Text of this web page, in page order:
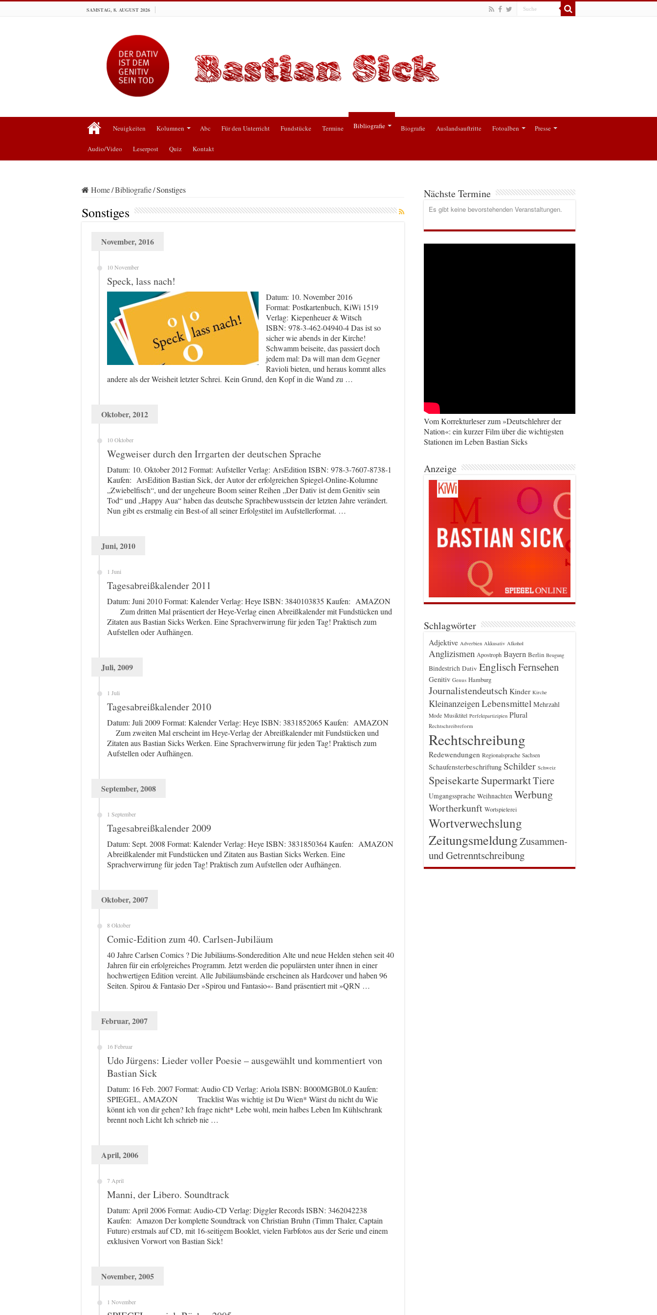
SAMSTAG, 8. AUGUST 2026
Neuigkeiten Kolumnen Abc Für den Unterricht Fundstücke Termine Bibliografie Biografie Auslandsauftritte Fotoalben Presse
Audio/Video Leserpost Quiz Kontakt
Home/Bibliografie/Sonstiges
Sonstiges
November, 2016
10 November
Speck, lass nach!
Datum: 10. November 2016
Format: Postkartenbuch, KiWi 1519
Verlag: Kiepenheuer & Witsch
ISBN: 978-3-462-04940-4 Das ist so
sicher wie abends in der Kirche!
Schwamm beiseite, das passiert doch
jedem mal: Da will man dem Gegner
Ravioli bieten, und heraus kommt alles
andere als der Weisheit letzter Schrei. Kein Grund, den Kopf in die Wand zu …
Oktober, 2012
10 Oktober
Wegweiser durch den Irrgarten der deutschen Sprache
Datum: 10. Oktober 2012 Format: Aufsteller Verlag: ArsEdition ISBN: 978-3-7607-8738-1
Kaufen: ArsEdition Bastian Sick, der Autor der erfolgreichen Spiegel-Online-Kolumne
„Zwiebelfisch“, und der ungeheure Boom seiner Reihen „Der Dativ ist dem Genitiv sein
Tod“ und „Happy Aua“ haben das deutsche Sprachbewusstsein der letzten Jahre verändert.
Nun gibt es erstmalig ein Best-of all seiner Erfolgstitel im Aufstellerformat. …
Juni, 2010
1 Juni
Tagesabreißkalender 2011
Datum: Juni 2010 Format: Kalender Verlag: Heye ISBN: 3840103835 Kaufen: AMAZON
Zum dritten Mal präsentiert der Heye-Verlag einen Abreißkalender mit Fundstücken und
Zitaten aus Bastian Sicks Werken. Eine Sprachverwirrung für jeden Tag! Praktisch zum
Aufstellen oder Aufhängen.
Juli, 2009
1 Juli
Tagesabreißkalender 2010
Datum: Juli 2009 Format: Kalender Verlag: Heye ISBN: 3831852065 Kaufen: AMAZON
Zum zweiten Mal erscheint im Heye-Verlag der Abreißkalender mit Fundstücken und
Zitaten aus Bastian Sicks Werken. Eine Sprachverwirrung für jeden Tag! Praktisch zum
Aufstellen oder Aufhängen.
September, 2008
1 September
Tagesabreißkalender 2009
Datum: Sept. 2008 Format: Kalender Verlag: Heye ISBN: 3831850364 Kaufen: AMAZON
Abreißkalender mit Fundstücken und Zitaten aus Bastian Sicks Werken. Eine
Sprachverwirrung für jeden Tag! Praktisch zum Aufstellen oder Aufhängen.
Oktober, 2007
8 Oktober
Comic-Edition zum 40. Carlsen-Jubiläum
40 Jahre Carlsen Comics ? Die Jubiläums-Sonderedition Alte und neue Helden stehen seit 40
Jahren für ein erfolgreiches Programm. Jetzt werden die populärsten unter ihnen in einer
hochwertigen Edition vereint. Alle Jubiläumsbände erscheinen als Hardcover und haben 96
Seiten. Spirou & Fantasio Der »Spirou und Fantasio«- Band präsentiert mit »QRN …
Februar, 2007
16 Februar
Udo Jürgens: Lieder voller Poesie – ausgewählt und kommentiert von
Bastian Sick
Datum: 16 Feb. 2007 Format: Audio CD Verlag: Ariola ISBN: B000MGB0L0 Kaufen:
SPIEGEL, AMAZON Tracklist Was wichtig ist Du Wien* Wärst du nicht du Wie
könnt ich von dir gehen? Ich frage nicht* Lebe wohl, mein halbes Leben Im Kühlschrank
brennt noch Licht Ich schrieb nie …
April, 2006
7 April
Manni, der Libero. Soundtrack
Datum: April 2006 Format: Audio-CD Verlag: Diggler Records ISBN: 3462042238
Kaufen: Amazon Der komplette Soundtrack von Christian Bruhn (Timm Thaler, Captain
Future) erstmals auf CD, mit 16-seitigem Booklet, vielen Farbfotos aus der Serie und einem
exklusiven Vorwort von Bastian Sick!
November, 2005
1 November
Nächste Termine
Es gibt keine bevorstehenden Veranstaltungen.
Vom Korrekturleser zum »Deutschlehrer der
Nation«: ein kurzer Film über die wichtigsten
Stationen im Leben Bastian Sicks
Anzeige
Schlagwörter
Adjektive Adverbien Akkusativ Alkohol
Anglizismen Apostroph Bayern Berlin Beugung
Bindestrich Dativ EnglischFernsehen
Genitiv Genus Hamburg
Journalistendeutsch Kinder Kirche
Kleinanzeigen Lebensmittel Mehrzahl
Mode Musiktitel Perfektpartizipien Plural
Rechtschreibreform
Rechtschreibung
Redewendungen Regionalsprache Sachsen
Schaufensterbeschriftung Schilder Schweiz
Speisekarte SupermarktTiere
Umgangssprache Weihnachten Werbung
Wortherkunft Wortspielerei
Wortverwechslung
ZeitungsmeldungZusammen-
und Getrenntschreibung